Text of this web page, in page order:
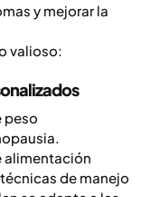
y mejorar la
valioso:
peso
alimentación
de manejo